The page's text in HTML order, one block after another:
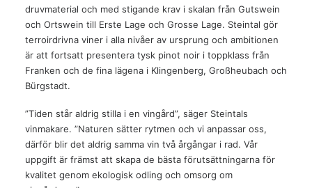
druvmaterial och med stigande krav i skalan från Gutswein
och Ortswein till Erste Lage och Grosse Lage. Steintal gör
terroirdrivna viner i alla nivåer av ursprung och ambitionen
är att fortsatt presentera tysk pinot noir i toppklass från
Franken och de fina lägena i Klingenberg, Großheubach och
Bürgstadt.
”Tiden står aldrig stilla i en vingård”, säger Steintals
vinmakare. ”Naturen sätter rytmen och vi anpassar oss,
därför blir det aldrig samma vin två årgångar i rad. Vår
uppgift är främst att skapa de bästa förutsättningarna för
kvalitet genom ekologisk odling och omsorg om